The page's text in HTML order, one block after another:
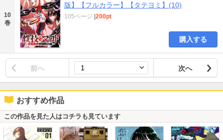
10
巻
版】【フルカラー】【タテヨミ】(10)
105ページ |200pt
購入する
前へ 次へ
おすすめ作品
この作品を見た人はコチラも見ています